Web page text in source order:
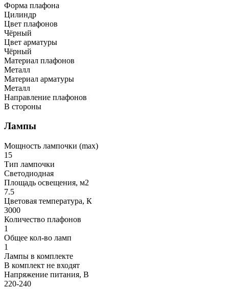
Форма плафона
Цилиндр
Цвет плафонов
Чёрный
Цвет арматуры
Чёрный
Материал плафонов
Металл
Материал арматуры
Металл
Направление плафонов
В стороны
Лампы
Мощность лампочки (max)
15
Тип лампочки
Светодиодная
Площадь освещения, м2
7.5
Цветовая температура, К
3000
Количество плафонов
1
Общее кол-во ламп
1
Лампы в комплекте
В комплект не входят
Напряжение питания, В
220-240